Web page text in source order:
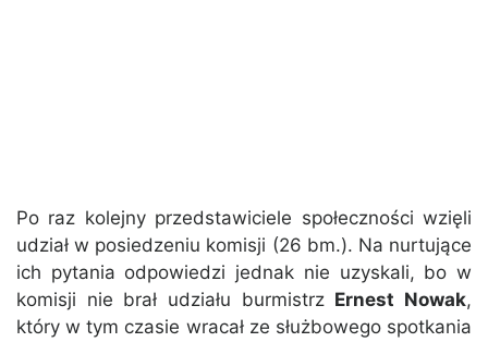
Po raz kolejny przedstawiciele społeczności wzięli
udział w posiedzeniu komisji (26 bm.). Na nurtujące
ich pytania odpowiedzi jednak nie uzyskali, bo w
komisji nie brał udziału burmistrz Ernest Nowak,
który w tym czasie wracał ze służbowego spotkania